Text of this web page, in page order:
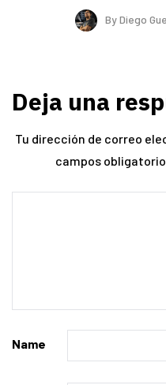
ByDiego
Deja una
Tu dirección de correo
campos
Name